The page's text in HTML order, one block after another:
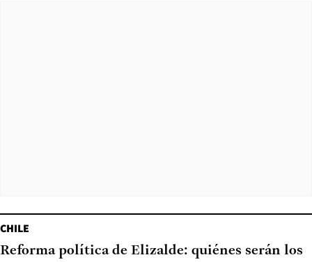
CHILE
Reforma política de Elizalde: quiénes serán los